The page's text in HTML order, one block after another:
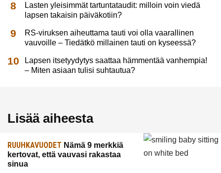
Lasten yleisimmät tartuntataudit: milloin voin viedä
lapsen takaisin päiväkotiin?
RS-viruksen aiheuttama tauti voi olla vaarallinen
vauvoille – Tiedätkö millainen tauti on kyseessä?
Lapsen itsetyydytys saattaa hämmentää vanhempia!
– Miten asiaan tulisi suhtautua?
Lisää aiheesta
RUUHKAVUODET Nämä 9 merkkiä
kertovat, että vauvasi rakastaa
sinua